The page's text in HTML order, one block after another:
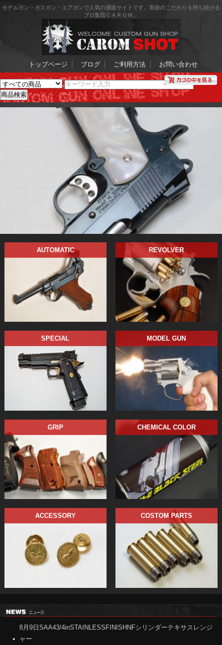
モデルガン・ガスガン・エアガンで人気の通販サイトです。実銃のこだわりを持ち続ける
プロ集団ＣＡＲＯＭ。
トップページ ブログ ご利用方法 お問い合わせ
8月9日SAA43/4inSTAINLESSFINISHNFシリンダーテキサスレンジ
ャー